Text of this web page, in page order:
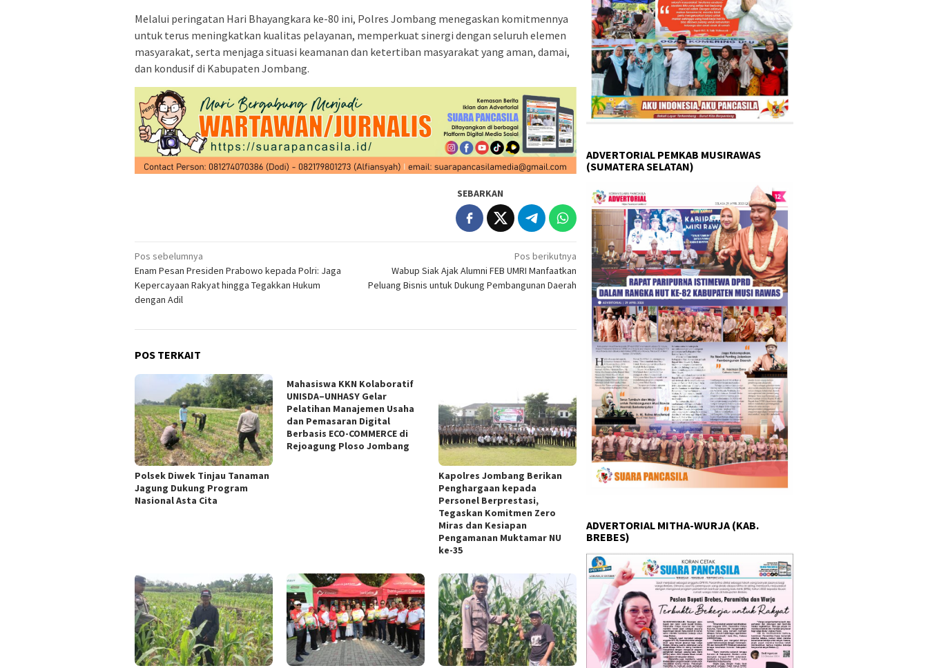
Melalui peringatan Hari Bhayangkara ke-80 ini, Polres Jombang menegaskan komitmennya
untuk terus meningkatkan kualitas pelayanan, memperkuat sinergi dengan seluruh elemen
masyarakat, serta menjaga situasi keamanan dan ketertiban masyarakat yang aman, damai,
dan kondusif di Kabupaten Jombang.
SEBARKAN
Navigasi
pos
Pos sebelumnya
Enam Pesan Presiden Prabowo kepada Polri: Jaga
Kepercayaan Rakyat hingga Tegakkan Hukum
dengan Adil
Pos berikutnya
Wabup Siak Ajak Alumni FEB UMRI Manfaatkan
Peluang Bisnis untuk Dukung Pembangunan Daerah
POS TERKAIT
Polsek Diwek Tinjau Tanaman
Jagung Dukung Program
Nasional Asta Cita
Mahasiswa KKN Kolaboratif
UNISDA–UNHASY Gelar
Pelatihan Manajemen Usaha
dan Pemasaran Digital
Berbasis ECO-COMMERCE di
Rejoagung Ploso Jombang
Kapolres Jombang Berikan
Penghargaan kepada
Personel Berprestasi,
Tegaskan Komitmen Zero
Miras dan Kesiapan
Pengamanan Muktamar NU
ke-35
ADVERTORIAL PEMKAB MUSIRAWAS
(SUMATERA SELATAN)
ADVERTORIAL MITHA-WURJA (KAB.
BREBES)